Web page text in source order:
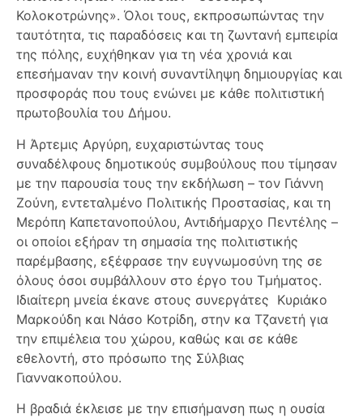
Κολοκοτρώνης». Όλοι τους, εκπροσωπώντας την
ταυτότητα, τις παραδόσεις και τη ζωντανή εμπειρία
της πόλης, ευχήθηκαν για τη νέα χρονιά και
επεσήμαναν την κοινή συναντίληψη δημιουργίας και
προσφοράς που τους ενώνει με κάθε πολιτιστική
πρωτοβουλία του Δήμου.
Η Άρτεμις Αργύρη, ευχαριστώντας τους
συναδέλφους δημοτικούς συμβούλους που τίμησαν
με την παρουσία τους την εκδήλωση – τον Γιάννη
Ζούνη, εντεταλμένο Πολιτικής Προστασίας, και τη
Μερόπη Καπετανοπούλου, Αντιδήμαρχο Πεντέλης –
οι οποίοι εξήραν τη σημασία της πολιτιστικής
παρέμβασης, εξέφρασε την ευγνωμοσύνη της σε
όλους όσοι συμβάλλουν στο έργο του Τμήματος.
Ιδιαίτερη μνεία έκανε στους συνεργάτες Κυριάκο
Μαρκούδη και Νάσο Κοτρίδη, στην κα Τζανετή για
την επιμέλεια του χώρου, καθώς και σε κάθε
εθελοντή, στο πρόσωπο της Σύλβιας
Γιαννακοπούλου.
Η βραδιά έκλεισε με την επισήμανση πως η ουσία